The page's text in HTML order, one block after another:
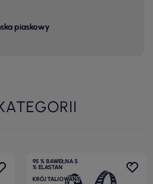
piaskowy
95 % BAWEŁNA 5
% ELASTAN
KRÓJ TALIOWANY